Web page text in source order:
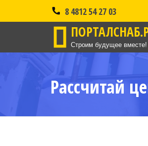
8 4812 54 27 03
Строим будущее вместе!
Рассчитай